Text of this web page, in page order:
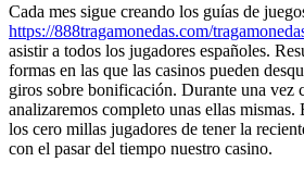
Cada mes sigue creando los guías de
https://888tragamonedas.com/
asistir a todos los jugadores españoles.
formas en las que las casinos pueden
giros sobre bonificación. Durante una vez
analizaremos completo unas ellas mismas.
los cero millas jugadores de tener la
con el pasar del tiempo nuestro casino.